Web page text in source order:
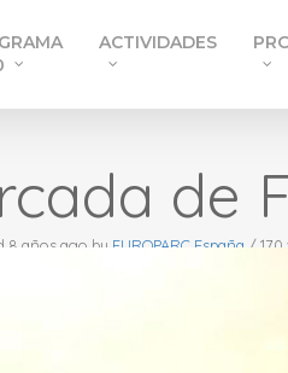
ACTIVIDADES
de
8 años ago by EUROPARC España / 170